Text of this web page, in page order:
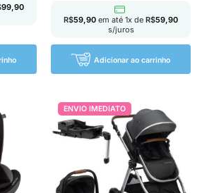
99,90
R$59,90 em até 1x de R$59,90
s/juros
Adicionar ao carrinho
ENVIO IMEDIATO